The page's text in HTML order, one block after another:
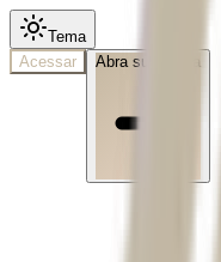
Tema
Acessar
Abra sua conta